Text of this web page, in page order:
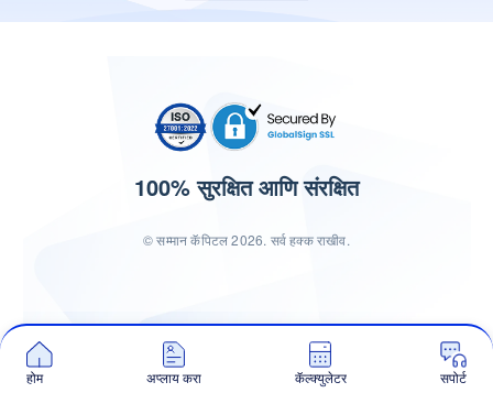
होम अप्लाय करा कॅल्क्युलेटर सपोर्ट
100% सुरक्षित आणि संरक्षित
© सम्मान कॅपिटल 2026. सर्व हक्क राखीव.